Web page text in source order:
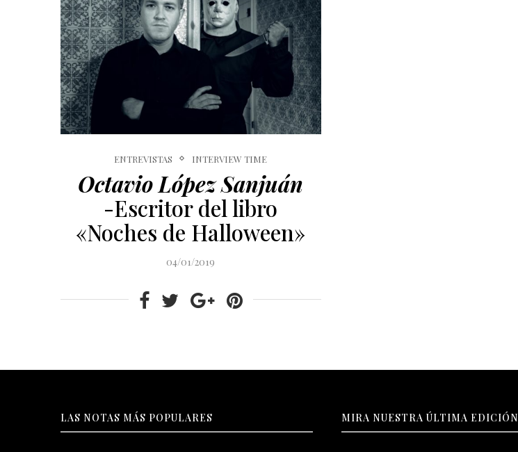
ENTREVISTAS INTERVIEW TIME
Octavio López Sanjuán
-Escritor del libro
«Noches de Halloween»
04/01/2019
LAS NOTAS MÁS POPULARES MIRA NUESTRA ÚLTIMA EDICIÓN